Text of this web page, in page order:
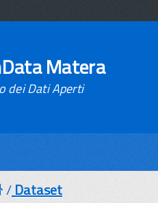
Matera
dei Dati Aperti
Dataset